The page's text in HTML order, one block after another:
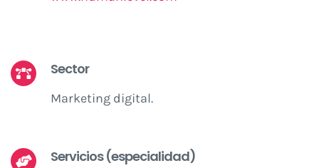
Sector
Marketing digital.
Servicios (especialidad)